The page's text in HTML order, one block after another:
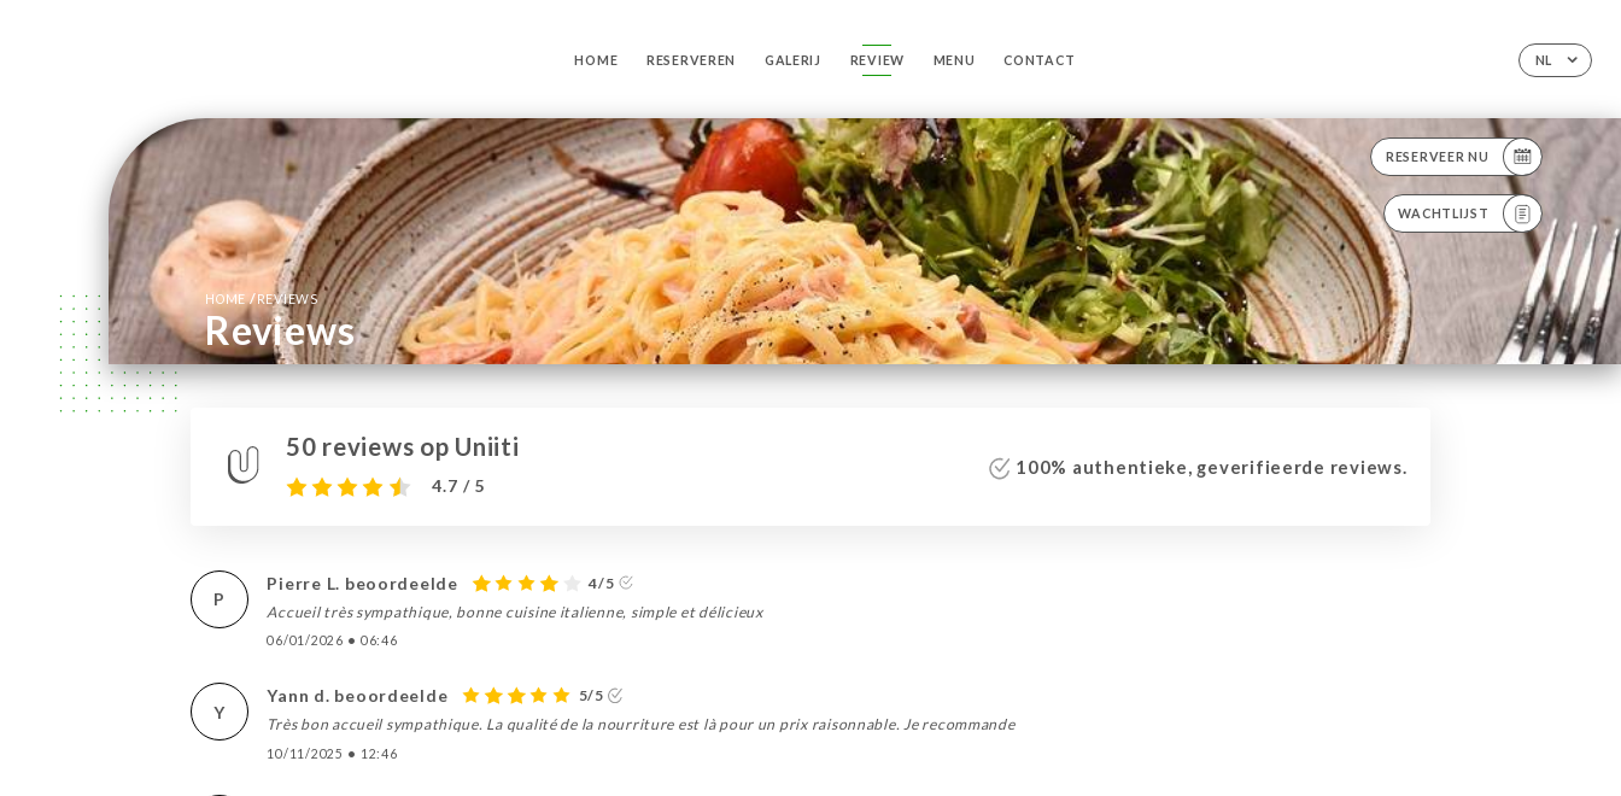
NL
HOME RESERVEREN GALERIJ REVIEW MENU CONTACT
RESERVEER NU
WACHTLIJST
HOME/REVIEWS
Reviews
50 reviews op Uniiti
4.7 / 5
100% authentieke, geverifieerde reviews.
P
Pierre L. beoordeelde
4/5
Accueil très sympathique, bonne cuisine italienne, simple et délicieux
06/01/2026 • 06:46
Y
Yann d. beoordeelde
5/5
Très bon accueil sympathique. La qualité de la nourriture est là pour un prix raisonnable. Je recommande
10/11/2025 • 12:46